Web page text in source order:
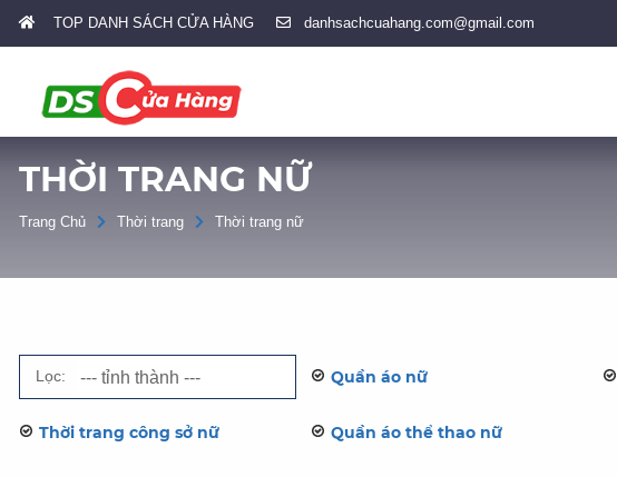
TOP DANH SÁCH CỬA HÀNG danhsachcuahang.com@gmail.com
THỜI TRANG NỮ
Trang Chủ Thời trang Thời trang nữ
Lọc: Quần áo nữ
Thời trang công sở nữ Quần áo thể thao nữ